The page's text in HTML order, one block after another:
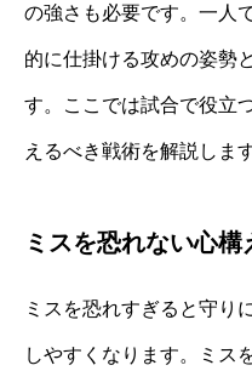
の強さも必要です。一人
的に仕掛ける攻めの姿勢
す。ここでは試合で役立
えるべき戦術を解説します
ミスを恐れない心構
ミスを恐れすぎると守り
しやすくなります。ミス